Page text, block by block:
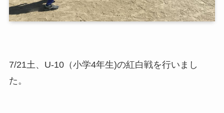
7/21土、U-10（小学4年生)の紅白戦を行いまし
た。